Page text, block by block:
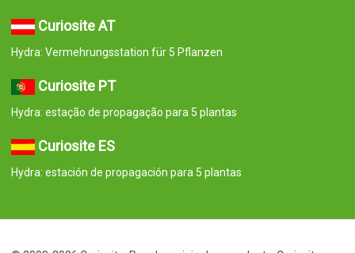
Curiosite AT
Hydra: Vermehrungsstation für 5 Pflanzen
Curiosite PT
Hydra: estação de propagação para 5 plantas
Curiosite ES
Hydra: estación de propagación para 5 plantas